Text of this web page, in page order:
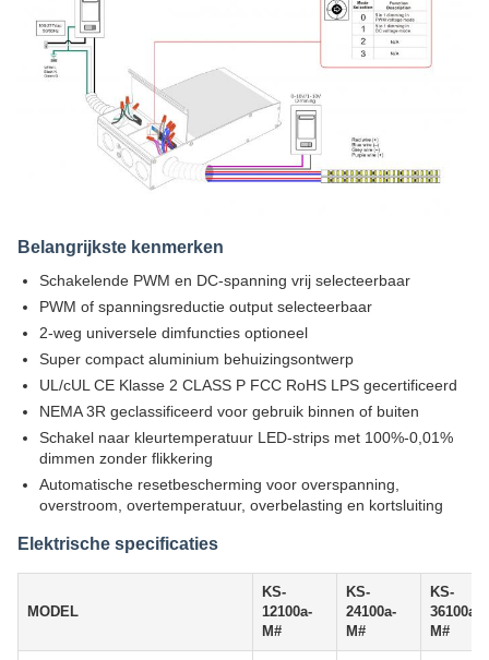
Belangrijkste kenmerken
Schakelende PWM en DC-spanning vrij selecteerbaar
PWM of spanningsreductie output selecteerbaar
2-weg universele dimfuncties optioneel
Super compact aluminium behuizingsontwerp
UL/cUL CE Klasse 2 CLASS P FCC RoHS LPS gecertificeerd
NEMA 3R geclassificeerd voor gebruik binnen of buiten
Schakel naar kleurtemperatuur LED-strips met 100%-0,01%
dimmen zonder flikkering
Automatische resetbescherming voor overspanning,
overstroom, overtemperatuur, overbelasting en kortsluiting
Elektrische specificaties
MODEL
KS-
12100a-
M#
KS-
24100a-
M#
KS-
36100a-
M#